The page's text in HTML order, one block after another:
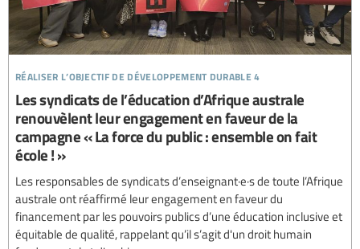
réaliser l’objectif de développement durable 4
Les syndicats de l’éducation d’Afrique australe
renouvèlent leur engagement en faveur de la
campagne « La force du public : ensemble on fait
école ! »
Les responsables de syndicats d’enseignant·e·s de toute l’Afrique
australe ont réaffirmé leur engagement en faveur du
financement par les pouvoirs publics d’une éducation inclusive et
équitable de qualité, rappelant qu’il s’agit d'un droit humain